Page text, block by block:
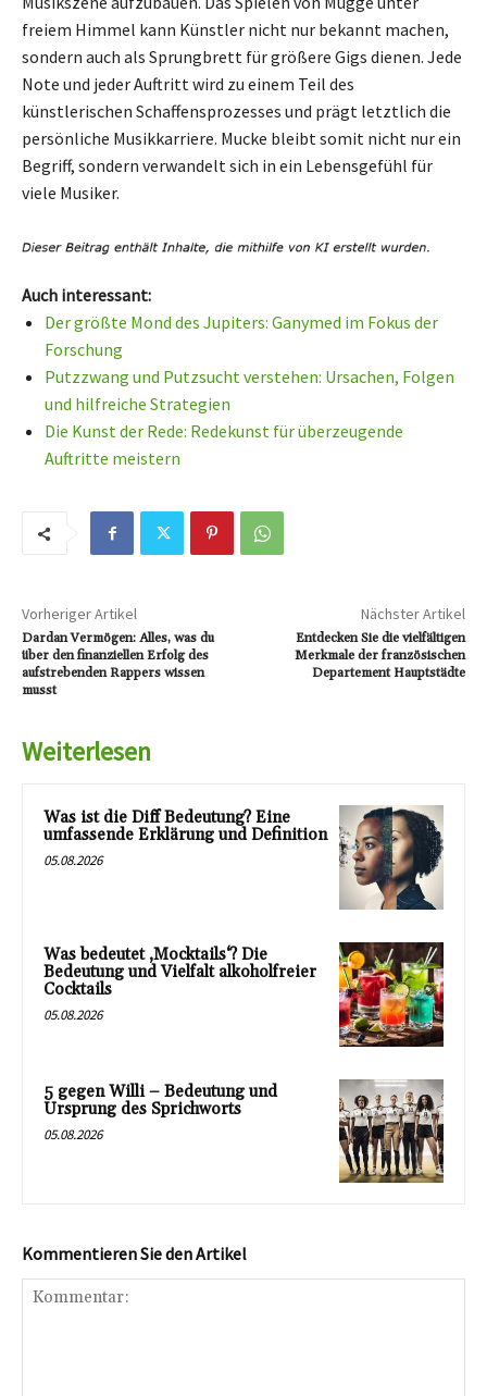
freiem Himmel kann Künstler nicht nur bekannt machen,
sondern auch als Sprungbrett für größere Gigs dienen. Jede
Note und jeder Auftritt wird zu einem Teil des
künstlerischen Schaffensprozesses und prägt letztlich die
persönliche Musikkarriere. Mucke bleibt somit nicht nur ein
Begriff, sondern verwandelt sich in ein Lebensgefühl für
viele Musiker.
Auch interessant:
Der größte Mond des Jupiters: Ganymed im Fokus der
Forschung
Putzzwang und Putzsucht verstehen: Ursachen, Folgen
und hilfreiche Strategien
Die Kunst der Rede: Redekunst für überzeugende
Auftritte meistern
Vorheriger Artikel
Dardan Vermögen: Alles, was du
über den finanziellen Erfolg des
aufstrebenden Rappers wissen
musst
Nächster Artikel
Entdecken Sie die vielfältigen
Merkmale der französischen
Departement Hauptstädte
Weiterlesen
Was ist die Diff Bedeutung? Eine
umfassende Erklärung und Definition
05.08.2026
Was bedeutet ‚Mocktails‘? Die
Bedeutung und Vielfalt alkoholfreier
Cocktails
05.08.2026
5 gegen Willi – Bedeutung und
Ursprung des Sprichworts
05.08.2026
Kommentieren Sie den Artikel